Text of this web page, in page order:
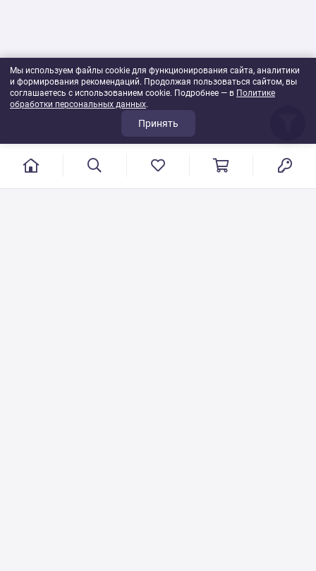
Мы используем файлы cookie для функционирования сайта, аналитики
и формирования рекомендаций. Продолжая пользоваться сайтом, вы
соглашаетесь с использованием cookie. Подробнее — в Политике
обработки персональных данных.
Принять